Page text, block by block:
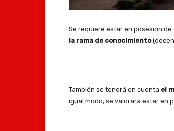
Se requiere estar en posesión
la rama de conocimiento
También se tendrá en cuenta el
igual modo, se valorará estar en